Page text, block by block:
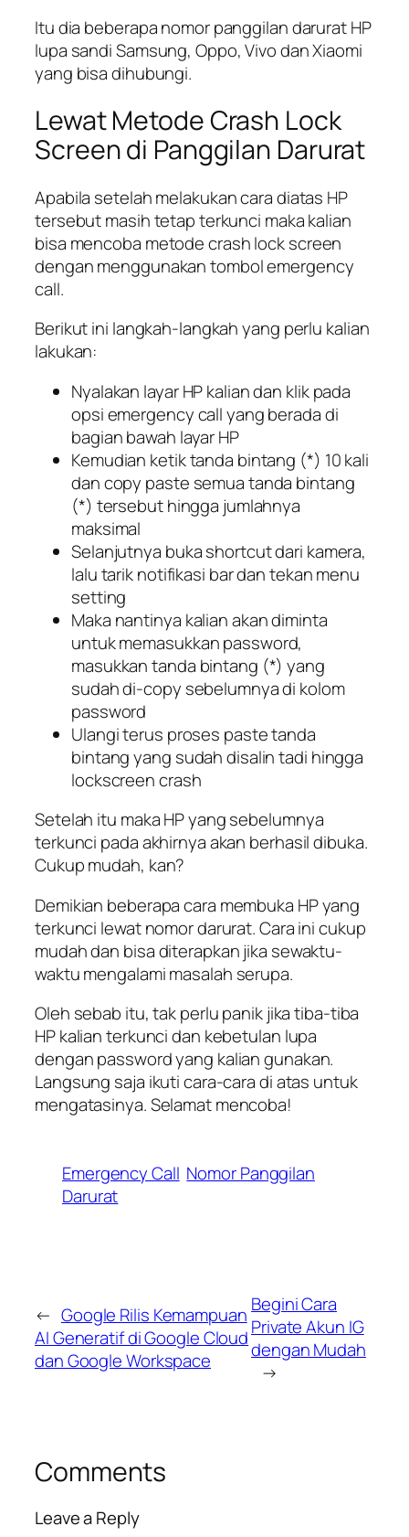
Itu dia beberapa nomor panggilan darurat HP
lupa sandi Samsung, Oppo, Vivo dan Xiaomi
yang bisa dihubungi.
Lewat Metode Crash Lock
Screen di Panggilan Darurat
Apabila setelah melakukan cara diatas HP
tersebut masih tetap terkunci maka kalian
bisa mencoba metodecrash lock screen
dengan menggunakan tombolemergency
call.
Berikut ini langkah-langkah yang perlu kalian
lakukan:
Nyalakan layar HP kalian dan klik pada
opsi emergency call yang berada di
bagian bawah layar HP
Kemudian ketik tanda bintang (*) 10 kali
dan copy paste semua tanda bintang
(*) tersebut hingga jumlahnya
maksimal
Selanjutnya buka shortcut dari kamera,
lalu tarik notifikasi bar dan tekan menu
setting
Maka nantinya kalian akan diminta
untuk memasukkan password,
masukkan tanda bintang (*) yang
sudah di-copy sebelumnya di kolom
password
Ulangi terus proses paste tanda
bintang yang sudah disalin tadi hingga
lockscreen crash
Setelah itu maka HP yang sebelumnya
terkunci pada akhirnya akan berhasil dibuka.
Cukup mudah, kan?
Demikian beberapa cara membuka HP yang
terkunci lewat nomor darurat. Cara ini cukup
mudah dan bisa diterapkan jika sewaktu-
waktu mengalami masalah serupa.
Oleh sebab itu, tak perlu panik jika tiba-tiba
HP kalian terkunci dan kebetulan lupa
dengan password yang kalian gunakan.
Langsung saja ikuti cara-cara di atas untuk
mengatasinya. Selamat mencoba!
Emergency Call Nomor Panggilan
Darurat
← Google Rilis Kemampuan
AI Generatif di Google Cloud
dan Google Workspace
Begini Cara
Private Akun IG
dengan Mudah
→
Comments
Leave a Reply